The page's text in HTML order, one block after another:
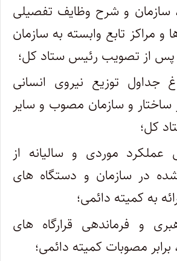
سازمان و شرح وظایف تفصیلی
و مراکز تابع وابسته به سازمان
پس از تصویب رئیس ستاد کل؛
جداول توزیع نیروی انسانی
ساختار و سازمان مصوب و سایر
کل؛
عملکرد موردی و سالیانه از
شده در سازمان و دستگاه های
به کمیته دائمی؛
و فرماندهی قرارگاه های
مصوبات کمیته دائمی؛